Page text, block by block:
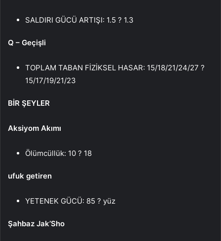
SALDIRI GÜCÜ ARTIŞI: 1.5 ? 1.3
Q – Geçişli
TOPLAM TABAN FİZİKSEL HASAR: 15/18/21/24/27 ?
15/17/19/21/23
BİR ŞEYLER
Aksiyom Akımı
Ölümcüllük: 10 ? 18
ufuk getiren
YETENEK GÜCÜ: 85 ? yüz
Şahbaz Jak’Sho